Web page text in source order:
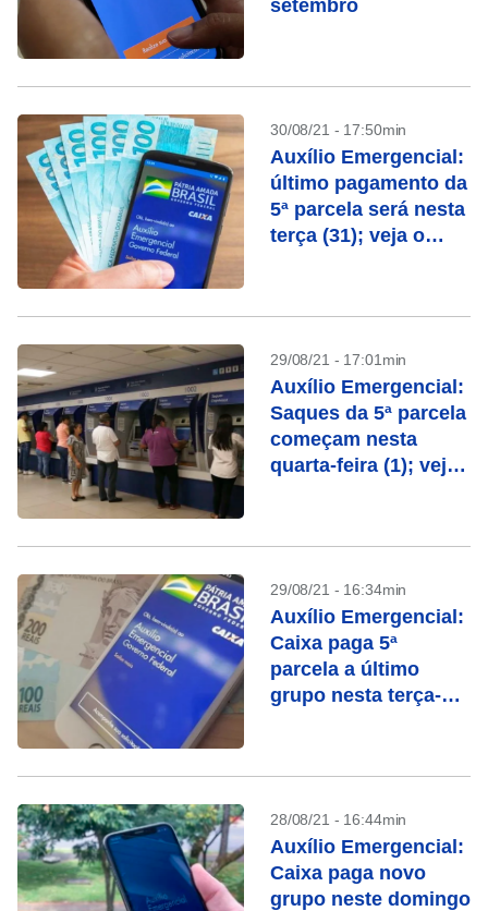
setembro
30/08/21 - 17:50min
Auxílio Emergencial:
último pagamento da
5ª parcela será nesta
terça (31); veja o
29/08/21 - 17:01min
Auxílio Emergencial:
Saques da 5ª parcela
começam nesta
quarta-feira (1); veja
29/08/21 - 16:34min
Auxílio Emergencial:
Caixa paga 5ª
parcela a último
grupo nesta terça-
28/08/21 - 16:44min
Auxílio Emergencial:
Caixa paga novo
grupo neste domingo